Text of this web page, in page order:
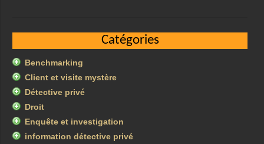
Catégories
Benchmarking
Client et visite mystère
Détective privé
Droit
Enquête et investigation
information détective privé